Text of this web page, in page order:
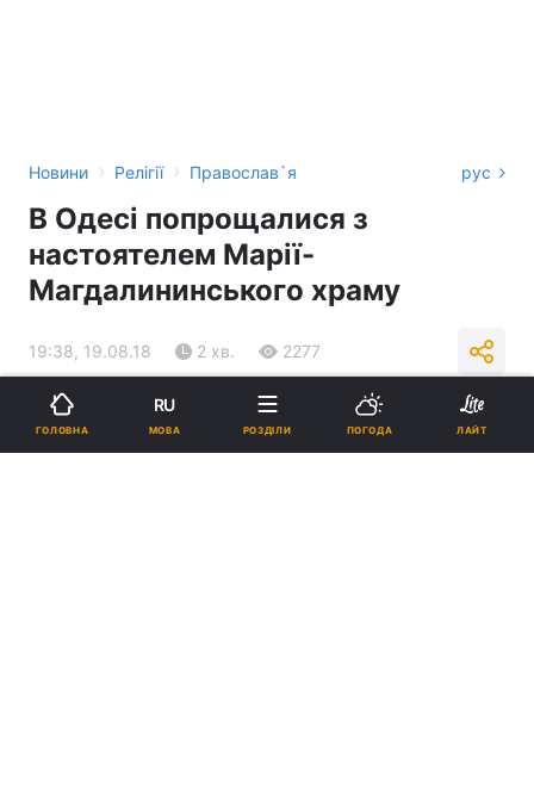
Новини › Релігії › Православ`я рус
В Одесі попрощалися з
настоятелем Марії-
Магдалининського храму
19:38, 19.08.18 2 хв. 2277
Підпишіться на нас в Google
ГОЛОВНА
RU
МОВА РОЗДІЛИ ПОГОДА ЛАЙТ